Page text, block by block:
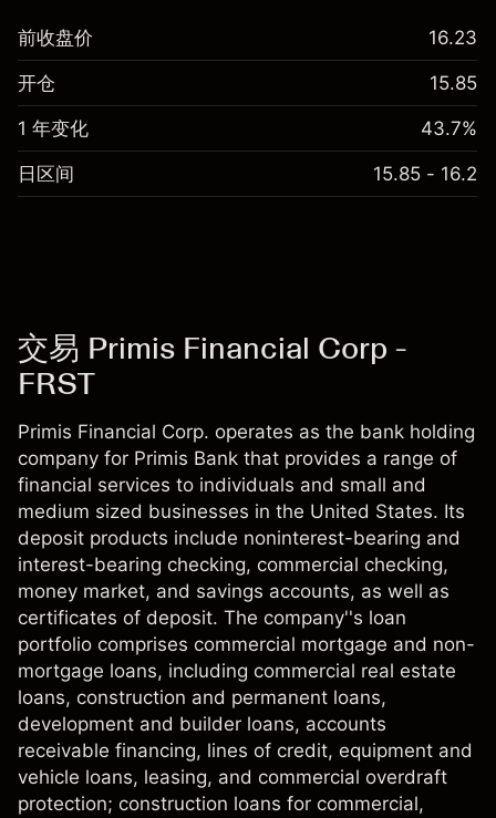
前收盘价 16.23
开仓 15.85
1 年变化 43.7%
日区间 15.85 - 16.2
交易 Primis Financial Corp -
FRST
Primis Financial Corp. operates as the bank holding
company for Primis Bank that provides a range of
financial services to individuals and small and
medium sized businesses in the United States. Its
deposit products include noninterest-bearing and
interest-bearing checking, commercial checking,
money market, and savings accounts, as well as
certificates of deposit. The company''s loan
portfolio comprises commercial mortgage and non-
mortgage loans, including commercial real estate
loans, construction and permanent loans,
development and builder loans, accounts
receivable financing, lines of credit, equipment and
vehicle loans, leasing, and commercial overdraft
protection; construction loans for commercial,